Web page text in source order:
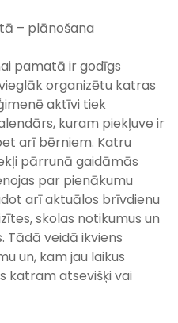
– plānošana
pamatā ir godīgs
organizētu katras
aktīvi tiek
kuram piekļuve ir
arī bērniem. Katru
pārrunā gaidāmās
par pienākumu
arī aktuālos brīvdienu
skolas notikumus un
Tādā veidā ikviens
un, kam jau laikus
katram atsevišķi vai